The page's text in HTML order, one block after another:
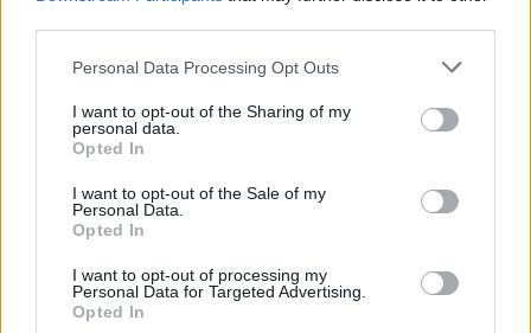
Please note that this website/app uses one or more Google
not limited to your visit or usage behaviour. You may click to
grant or deny consent to Google and its third-party tags to
use your data for below specified purposes in below Google
consent section.
Personal Data Processing Opt Outs
I want to opt-out of the Sharing of my
personal data.
Opted In
I want to opt-out of the Sale of my
Personal Data.
Opted In
I want to opt-out of processing my
Personal Data for Targeted Advertising.
Opted In
“Merjük kimondani, hogy ez nem
újságírás!”
Miért működik a propaganda? címmel rendeztük az
Szabad Január kampányunk záróeseményét
rendhagyó keretek között, a megszokott kerekasztal